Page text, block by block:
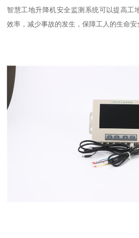
智慧工地升降机安全监测系统可以提高工
效率，减少事故的发生，保障工人的生命安